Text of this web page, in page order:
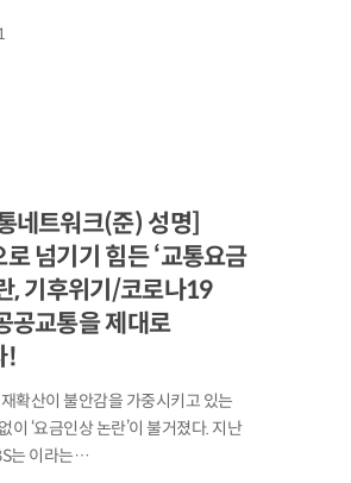
네트워크(준) 성명]
넘기기 힘든 ‘교통요금
, 기후위기/코로나19
공교통을 제대로
!
확산이 불안감을 가중시키고 있는
이 ‘요금인상 논란’이 불거졌다. 지난
는 이라는…